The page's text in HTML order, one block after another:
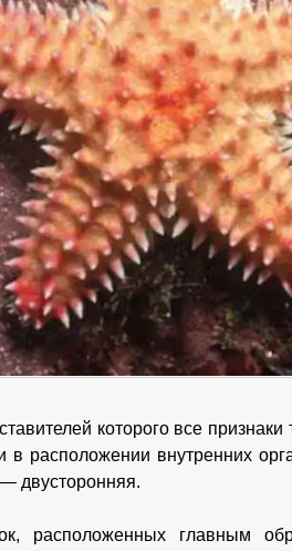
которого все
в расположении внутренних
двусторонняя.
расположенных главным